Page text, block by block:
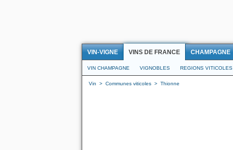
VIN-VIGNE VINS DE FRANCE CHAMPAGNE
VIN CHAMPAGNE VIGNOBLES REGIONS VITICOLES
Vin > Communes viticoles > Thionne